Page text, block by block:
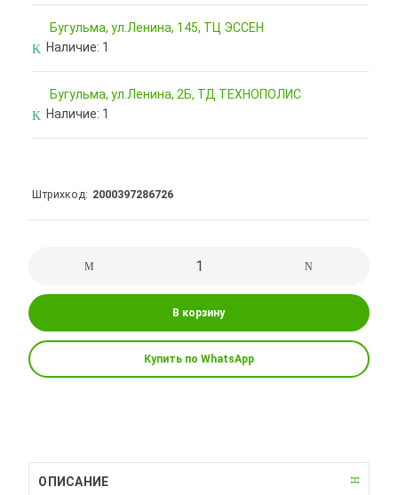
Бугульма, ул.Ленина, 145, ТЦ ЭССЕН
Наличие: 1
Бугульма, ул.Ленина, 2Б, ТД ТЕХНОПОЛИС
Наличие: 1
Штрихкод 2000397286726
В корзину
Купить по WhatsApp
ОПИСАНИЕ